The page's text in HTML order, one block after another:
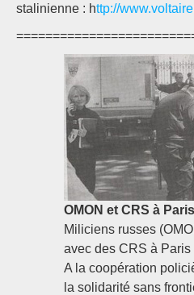
stalinienne : http://
OMON et CRS à Paris
Miliciens russes
avec des CRS à
A la coopération
la solidarité sans